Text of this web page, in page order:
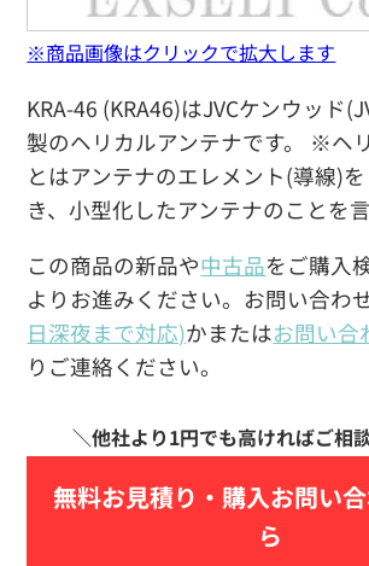
KRA-46 (KRA46)はJVCケンウッド
製のヘリカルアンテナです。 ※ヘ
とはアンテナのエレメント(導線)
き、小型化したアンテナのことを言
この商品の新品や中古品をご購入
よりお進みください。お問い合わ
日深夜まで対応)かまたはお問い合
りご連絡ください。
無料お見積り・ 購入お問い
ら
※商品画像はクリックで拡大します